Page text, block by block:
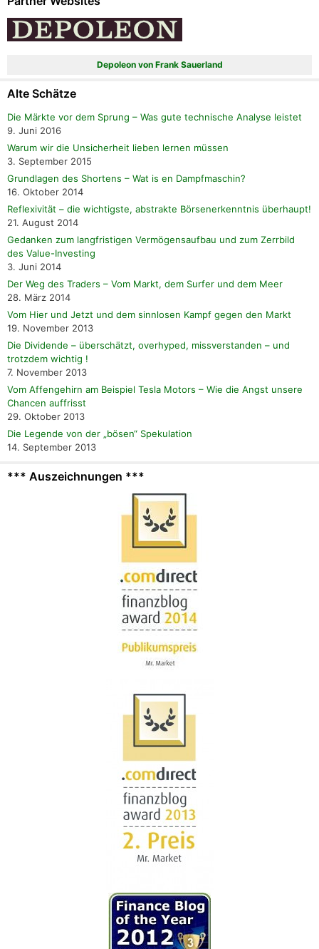
Depoleon von Frank Sauerland
Alte Schätze
Die Märkte vor dem Sprung – Was gute technische Analyse leistet
9. Juni 2016
Warum wir die Unsicherheit lieben lernen müssen
3. September 2015
Grundlagen des Shortens – Wat is en Dampfmaschin?
16. Oktober 2014
Reflexivität – die wichtigste, abstrakte Börsenerkenntnis überhaupt!
21. August 2014
Gedanken zum langfristigen Vermögensaufbau und zum Zerrbild
des Value-Investing
3. Juni 2014
Der Weg des Traders – Vom Markt, dem Surfer und dem Meer
28. März 2014
Vom Hier und Jetzt und dem sinnlosen Kampf gegen den Markt
19. November 2013
Die Dividende – überschätzt, overhyped, missverstanden – und
trotzdem wichtig !
7. November 2013
Vom Affengehirn am Beispiel Tesla Motors – Wie die Angst unsere
Chancen auffrisst
29. Oktober 2013
Die Legende von der „bösen“ Spekulation
14. September 2013
*** Auszeichnungen ***